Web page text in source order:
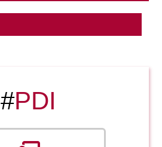
#PDI